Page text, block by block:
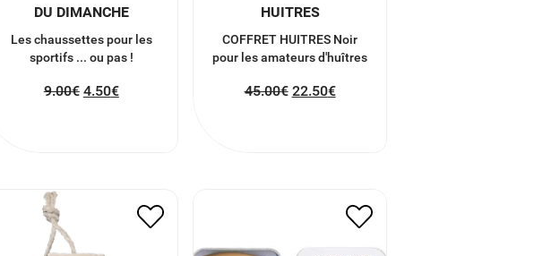
DU DIMANCHE
Les chaussettes pour les
sportifs ... ou pas !
9.00€ 4.50€
HUITRES
COFFRET HUITRES Noir
pour les amateurs d'huîtres
45.00€ 22.50€
SPORTIF
8.50